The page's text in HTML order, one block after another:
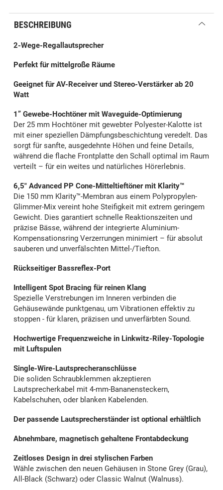
BESCHREIBUNG
2-Wege-Regallautsprecher
Perfekt für mittelgroße Räume
Geeignet für AV-Receiver und Stereo-Verstärker ab 20
Watt
1” Gewebe-Hochtöner mit Waveguide-Optimierung
Der 25 mm Hochtöner mit gewebter Polyester-Kalotte ist
mit einer speziellen Dämpfungsbeschichtung veredelt. Das
sorgt für sanfte, ausgedehnte Höhen und feine Details,
während die flache Frontplatte den Schall optimal im Raum
verteilt – für ein weites und natürliches Hörerlebnis.
6,5" Advanced PP Cone-Mitteltieftöner mit Klarity™
Die 150 mm Klarity™-Membran aus einem Polypropylen-
Glimmer-Mix vereint hohe Steifigkeit mit extrem geringem
Gewicht. Dies garantiert schnelle Reaktionszeiten und
präzise Bässe, während der integrierte Aluminium-
Kompensationsring Verzerrungen minimiert – für absolut
sauberen und unverfälschten Mittel-/Tiefton.
Rückseitiger Bassreflex-Port
Intelligent Spot Bracing für reinen Klang
Spezielle Verstrebungen im Inneren verbinden die
Gehäusewände punktgenau, um Vibrationen effektiv zu
stoppen - für klaren, präzisen und unverfärbten Sound.
Hochwertige Frequenzweiche in Linkwitz-Riley-Topologie
mit Luftspulen
Single-Wire-Lautsprecheranschlüsse
Die soliden Schraubklemmen akzeptieren
Lautsprecherkabel mit 4-mm-Bananensteckern,
Kabelschuhen, oder blanken Kabelenden.
Der passende Lautsprecherständer ist optional erhältlich
Abnehmbare, magnetisch gehaltene Frontabdeckung
Zeitloses Design in drei stylischen Farben
Wähle zwischen den neuen Gehäusen in Stone Grey (Grau),
All-Black (Schwarz) oder Classic Walnut (Walnuss).